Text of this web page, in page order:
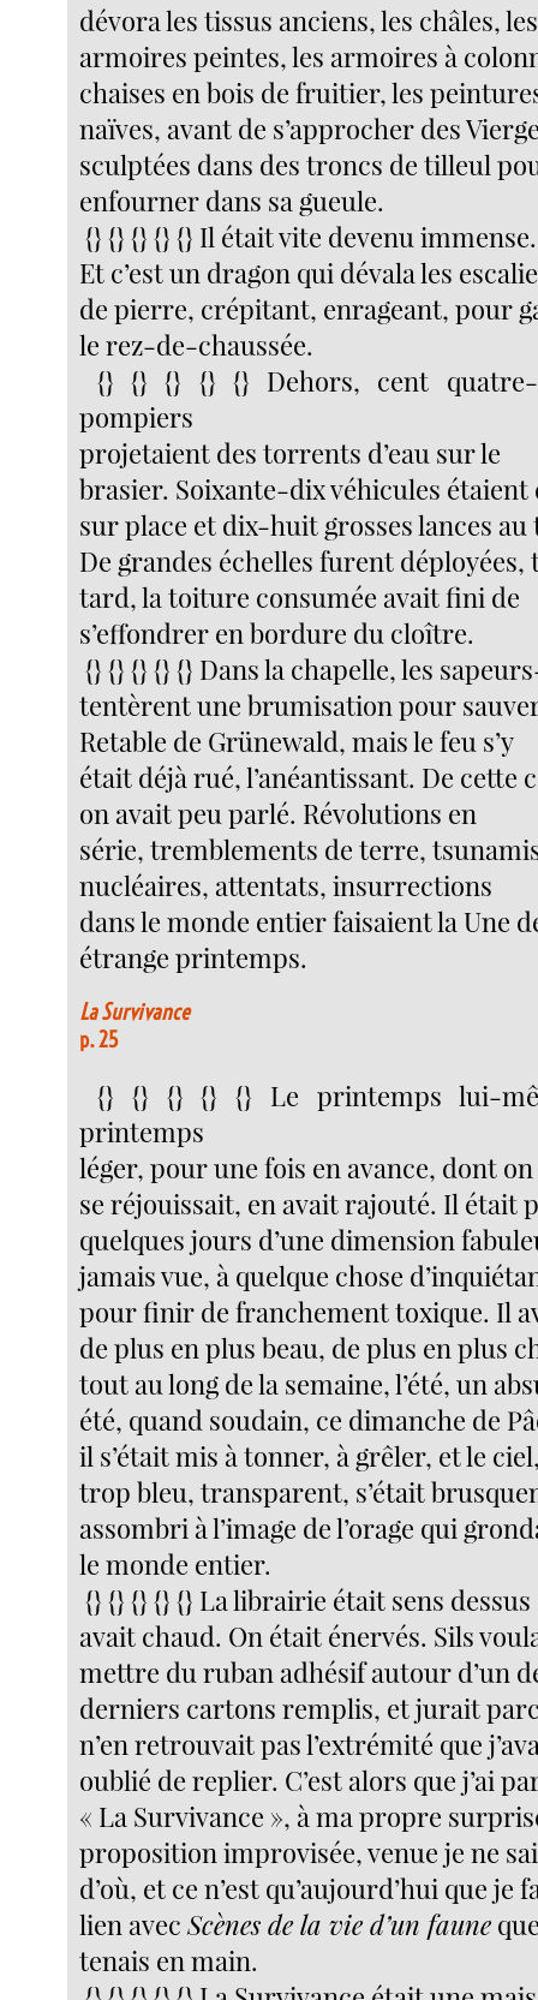
dévora les tissus anciens, les châles, les
armoires peintes, les armoires à
chaises en bois de fruitier, les
naïves, avant de s’approcher des
sculptées dans des troncs de tilleul
enfourner dans sa gueule.
{} {} {} {} {} Il était vite devenu immense.
Et c’est un dragon qui dévala les
de pierre, crépitant, enrageant, pour
le rez-de-chaussée.
{} {} {} {} {} Dehors, cent quatre-
pompiers
projetaient des torrents d’eau sur le
brasier. Soixante-dix véhicules étaient
sur place et dix-huit grosses lances
De grandes échelles furent déployées,
tard, la toiture consumée avait fini de
s’effondrer en bordure du cloître.
{} {} {} {} {} Dans la chapelle, les
tentèrent une brumisation pour
Retable de Grünewald, mais le feu s’y
était déjà rué, l’anéantissant. De cette
on avait peu parlé. Révolutions en
série, tremblements de terre,
nucléaires, attentats, insurrections
dans le monde entier faisaient la Une
étrange printemps.
La Survivance
p. 25
{} {} {} {} {} Le printemps lui-
printemps
léger, pour une fois en avance, dont on
se réjouissait, en avait rajouté. Il était
quelques jours d’une dimension
jamais vue, à quelque chose
pour finir de franchement toxique. Il
de plus en plus beau, de plus en plus
tout au long de la semaine, l’été, un
été, quand soudain, ce dimanche de
il s’était mis à tonner, à grêler, et le
trop bleu, transparent, s’était
assombri à l’image de l’orage qui
le monde entier.
{} {} {} {} {} La librairie était sens
avait chaud. On était énervés. Sils
mettre du ruban adhésif autour d’un
derniers cartons remplis, et jurait
n’en retrouvait pas l’extrémité que
oublié de replier. C’est alors que j’ai
« La Survivance », à ma propre
proposition improvisée, venue je ne
d’où, et ce n’est qu’aujourd’hui que je
lien avecScènes de la vie d’un faune
tenais en main.